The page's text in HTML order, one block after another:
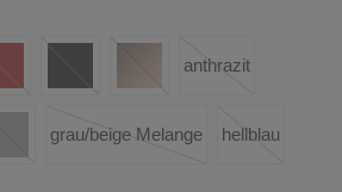
anthrazit
grau/beige Melange hellblau